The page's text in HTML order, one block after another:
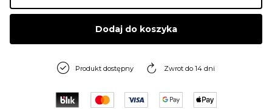
Dodaj do koszyka
Produkt dostępny Zwrot do 14 dni